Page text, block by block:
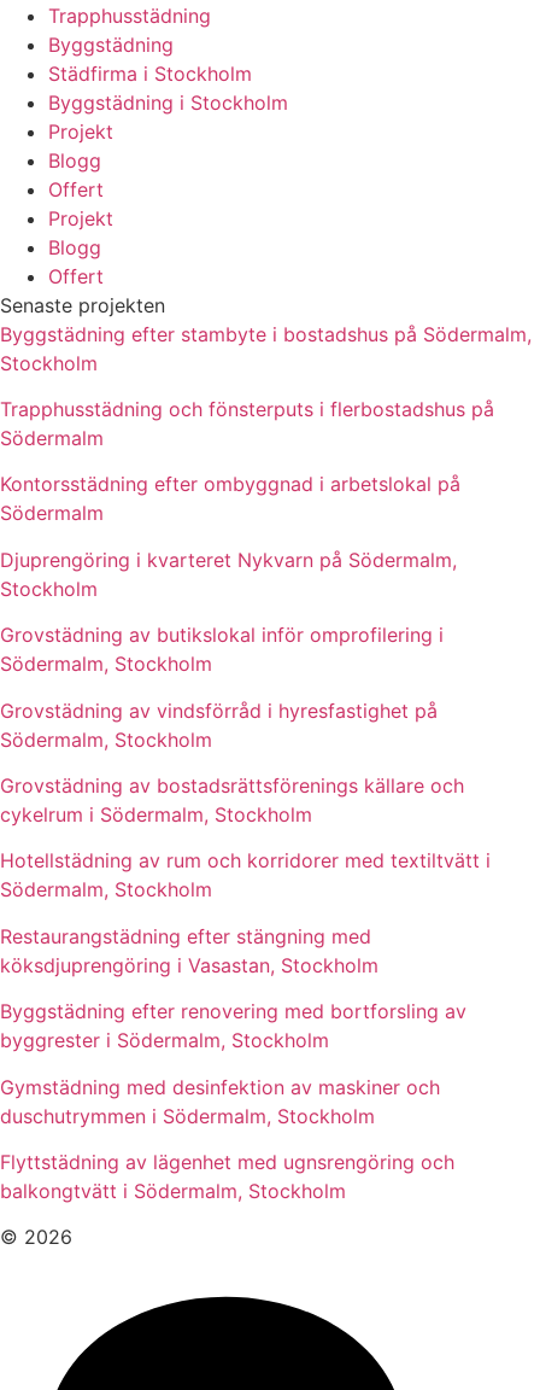
Trapphusstädning
Byggstädning
Städfirma i Stockholm
Byggstädning i Stockholm
Projekt
Blogg
Offert
Projekt
Blogg
Offert
Senaste projekten
Byggstädning efter stambyte i bostadshus på Södermalm,
Stockholm
Trapphusstädning och fönsterputs i flerbostadshus på
Södermalm
Kontorsstädning efter ombyggnad i arbetslokal på
Södermalm
Djuprengöring i kvarteret Nykvarn på Södermalm,
Stockholm
Grovstädning av butikslokal inför omprofilering i
Södermalm, Stockholm
Grovstädning av vindsförråd i hyresfastighet på
Södermalm, Stockholm
Grovstädning av bostadsrättsförenings källare och
cykelrum i Södermalm, Stockholm
Hotellstädning av rum och korridorer med textiltvätt i
Södermalm, Stockholm
Restaurangstädning efter stängning med
köksdjuprengöring i Vasastan, Stockholm
Byggstädning efter renovering med bortforsling av
byggrester i Södermalm, Stockholm
Gymstädning med desinfektion av maskiner och
duschutrymmen i Södermalm, Stockholm
Flyttstädning av lägenhet med ugnsrengöring och
balkongtvätt i Södermalm, Stockholm
© 2026